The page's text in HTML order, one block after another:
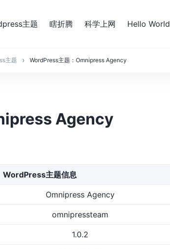
主题 瞎折腾 科学上网 Hello World
主题 WordPress主题：Omnipress Agency
Agency
WordPress主题信息
Omnipress Agency
omnipressteam
1.0.2